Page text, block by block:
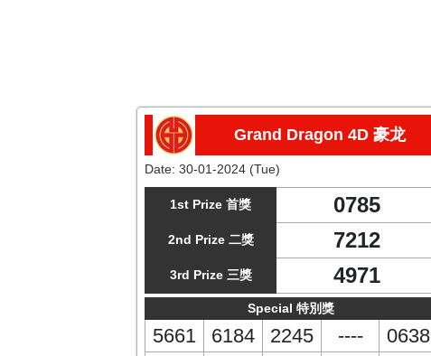
Grand Dragon 4D 豪龙
Date: 30-01-2024 (Tue)
1st Prize 首獎 0785
2nd Prize 二獎 7212
3rd Prize 三獎 4971
Special 特別獎
5661 6184 2245 ----
0638